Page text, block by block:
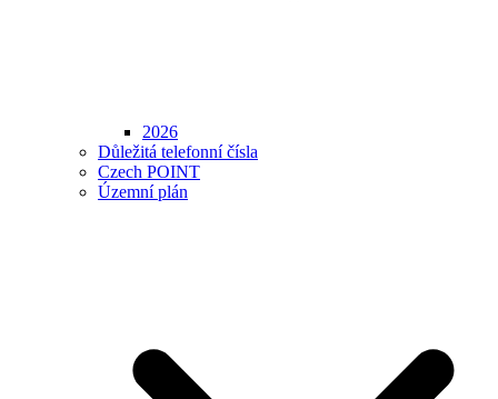
2026
Důležitá telefonní čísla
Czech POINT
Územní plán